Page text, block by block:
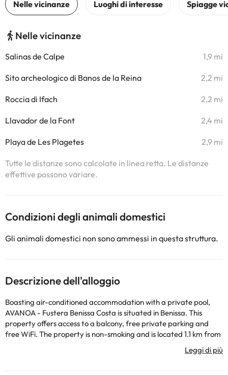
Nelle vicinanze
Salinas de Calpe 1,9 mi
Sito archeologico di Banos de la Reina 2,2 mi
Roccia di Ifach 2,2 mi
Llavador de la Font 2,4 mi
Playa de Les Plagetes 2,9 mi
Tutte le distanze sono calcolate in linea retta. Le distanze
effettive possono variare.
Condizioni degli animali domestici
Gli animali domestici non sono ammessi in questa struttura.
Descrizione dell'alloggio
Boasting air-conditioned accommodation with a private pool,
AVANOA - Fustera Benissa Costa is situated in Benissa. This
property offers access to a balcony, free private parking and
free WiFi. The property is non-smoking and is located 1.1 km from
bathrooms, bed linen, towels, a TV, a fully equipped kitchen, and